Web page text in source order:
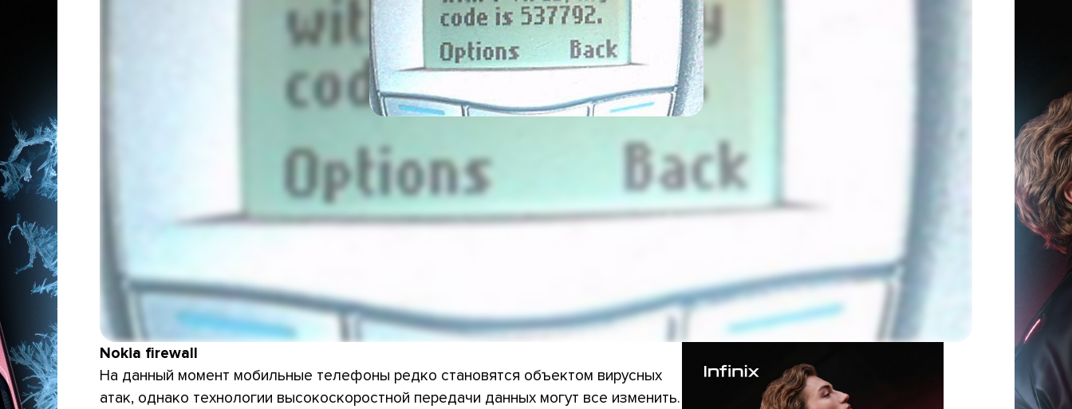
Nokia firewall
На данный момент мобильные телефоны редко становятся объектом вирусных
атак, однако технологии высокоскоростной передачи данных могут все изменить.